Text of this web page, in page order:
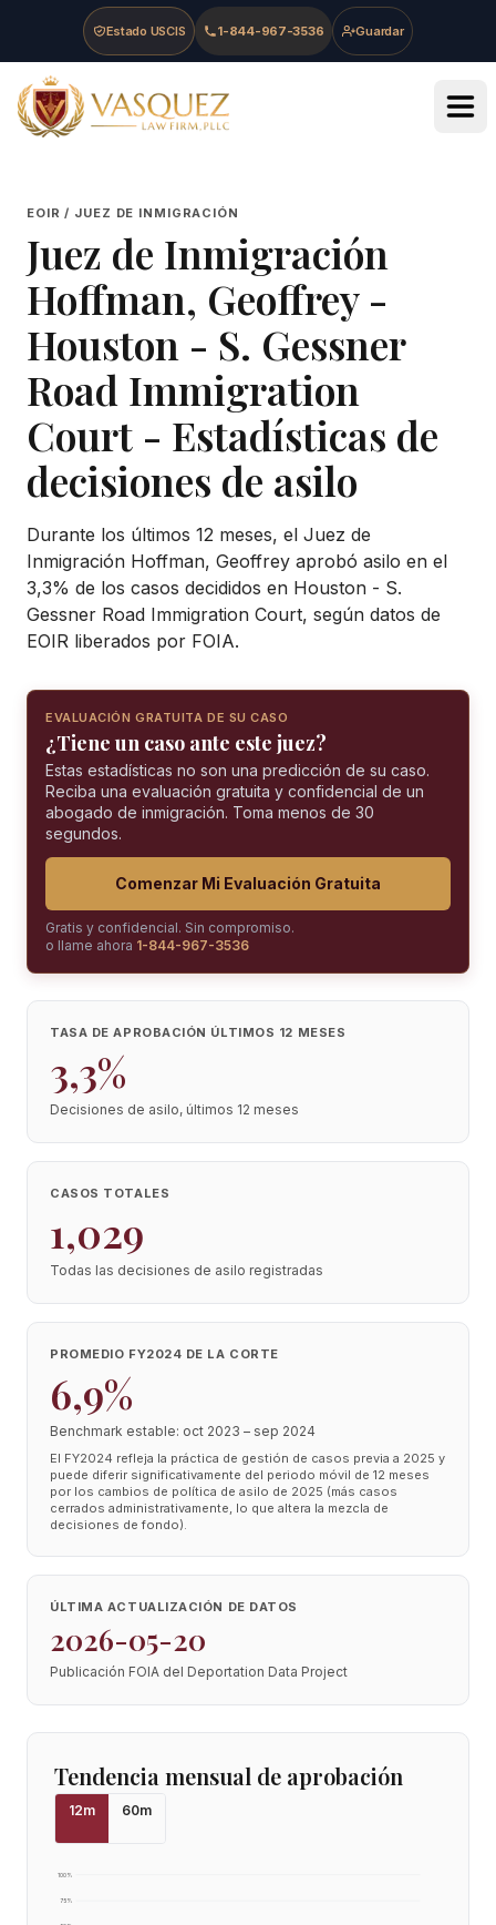
Skip to main content
Skip to navigation
Skip to footer
Estado USCIS 1-844-967-3536 Guardar
Vasquez Law Firm - Home
EOIR / JUEZ DE INMIGRACIÓN
Juez de Inmigración
Hoffman, Geoffrey-
Houston - S. Gessner
Road Immigration
Court - Estadísticas de
decisiones de asilo
Durante los últimos 12 meses, el Juez de
Inmigración Hoffman, Geoffrey aprobó asilo en el
3,3% de los casos decididos en Houston - S.
Gessner Road Immigration Court, según datos de
EOIR liberados por FOIA.
EVALUACIÓN GRATUITA DE SU CASO
¿Tiene un caso ante este juez?
Estas estadísticas no son una predicción de su caso.
Reciba una evaluación gratuita y confidencial de un
abogado de inmigración. Toma menos de 30
segundos.
Comenzar Mi Evaluación Gratuita
Gratis y confidencial. Sin compromiso.
o llame ahora 1-844-967-3536
TASA DE APROBACIÓN ÚLTIMOS 12 MESES
3,3%
Decisiones de asilo, últimos 12 meses
CASOS TOTALES
1,029
Todas las decisiones de asilo registradas
PROMEDIO FY2024 DE LA CORTE
6,9%
Benchmark estable: oct 2023 – sep 2024
El FY2024 refleja la práctica de gestión de casos previa a 2025 y
puede diferir significativamente del periodo móvil de 12 meses
por los cambios de política de asilo de 2025 (más casos
cerrados administrativamente, lo que altera la mezcla de
decisiones de fondo).
ÚLTIMA ACTUALIZACIÓN DE DATOS
2026-05-20
Publicación FOIA del Deportation Data Project
Tendencia mensual de aprobación
12m 60m
75%
100%